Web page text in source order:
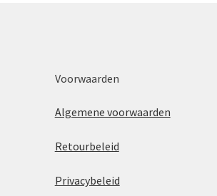
Voorwaarden
Algemene voorwaarden
Retourbeleid
Privacybeleid